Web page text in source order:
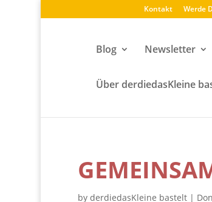
Kontakt Werde
Blog Newsletter
Über derdiedasKleine
by derdiedasKleine bastelt|